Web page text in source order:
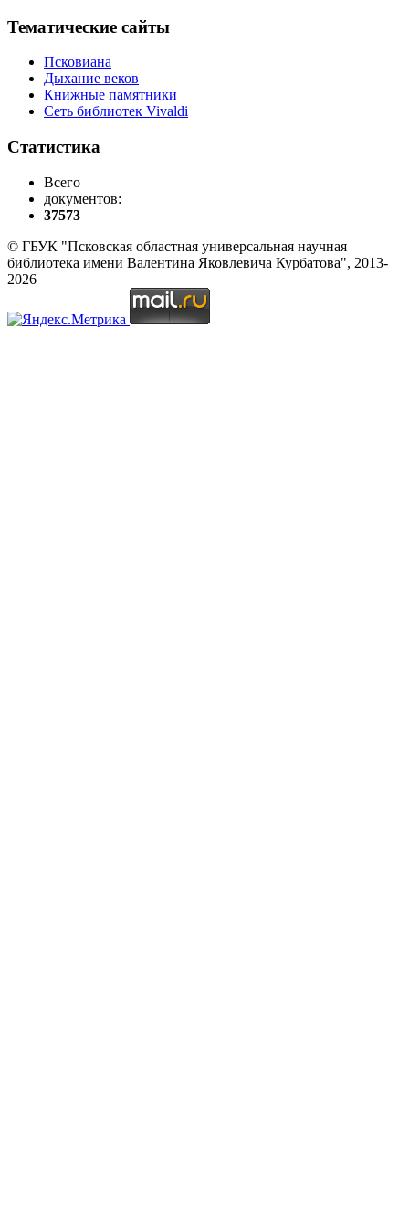
Тематические сайты
Псковиана
Дыхание веков
Книжные памятники
Сеть библиотек Vivaldi
Статистика
Всего
документов:
37573
© ГБУК "Псковская областная универсальная научная
библиотека имени Валентина Яковлевича Курбатова", 2013-
2026